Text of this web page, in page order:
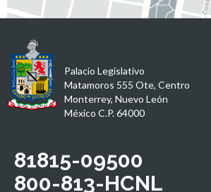
Palacio Legislativo
Matamoros 555 Ote, Centro
Monterrey, Nuevo León
México C.P. 64000
81815-09500
800-813-HCNL